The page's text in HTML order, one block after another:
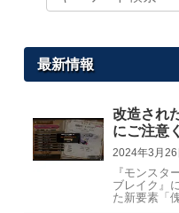
イ
を
最新情報
改造され
にご注意
2024年3月26
『モンスタ
ブレイク』
た新要素「傀